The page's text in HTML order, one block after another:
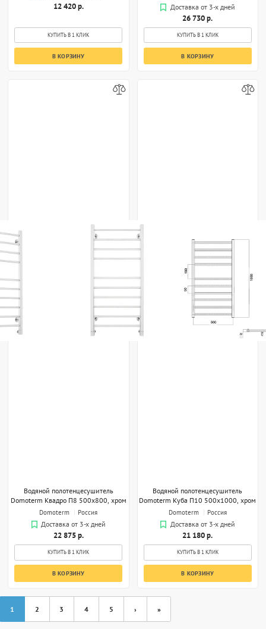
12 420 р.
КУПИТЬ В 1 КЛИК
В КОРЗИНУ
Доставка от 3-х дней
26 730 р.
КУПИТЬ В 1 КЛИК
В КОРЗИНУ
Водяной полотенцесушитель
Domoterm Квадро П8 500х800, хром
Domoterm
Россия
Доставка от 3-х дней
22 875 р.
КУПИТЬ В 1 КЛИК
В КОРЗИНУ
Водяной полотенцесушитель
Domoterm Куба П10 500х1000, хром
Domoterm
Россия
Доставка от 3-х дней
21 180 р.
КУПИТЬ В 1 КЛИК
В КОРЗИНУ
1 2 3 4 5 › »